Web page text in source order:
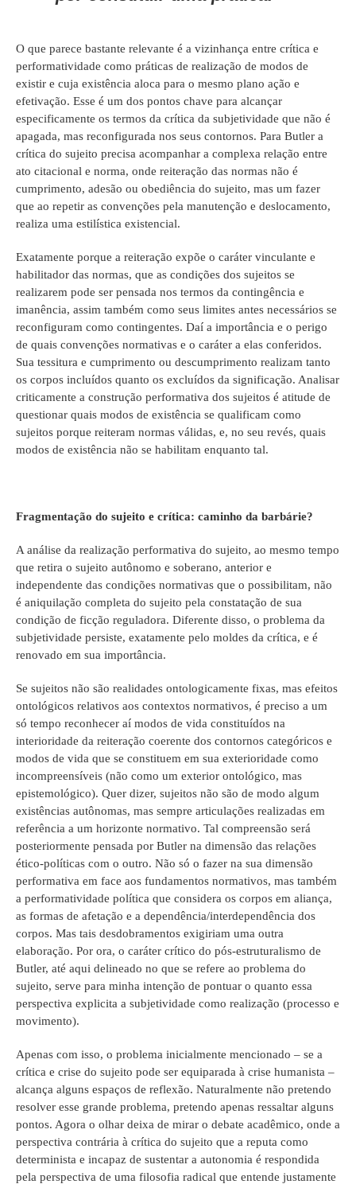
O que parece bastante relevante é a vizinhança entre crítica e
performatividade como práticas de realização de modos de
existir e cuja existência aloca para o mesmo plano ação e
efetivação. Esse é um dos pontos chave para alcançar
especificamente os termos da crítica da subjetividade que não é
apagada, mas reconfigurada nos seus contornos. Para Butler a
crítica do sujeito precisa acompanhar a complexa relação entre
ato citacional e norma, onde reiteração das normas não é
cumprimento, adesão ou obediência do sujeito, mas um fazer
que ao repetir as convenções pela manutenção e deslocamento,
realiza uma estilística existencial.
Exatamente porque a reiteração expõe o caráter vinculante e
habilitador das normas, que as condições dos sujeitos se
realizarem pode ser pensada nos termos da contingência e
imanência, assim também como seus limites antes necessários se
reconfiguram como contingentes. Daí a importância e o perigo
de quais convenções normativas e o caráter a elas conferidos.
Sua tessitura e cumprimento ou descumprimento realizam tanto
os corpos incluídos quanto os excluídos da significação. Analisar
criticamente a construção performativa dos sujeitos é atitude de
questionar quais modos de existência se qualificam como
sujeitos porque reiteram normas válidas, e, no seu revés, quais
modos de existência não se habilitam enquanto tal.
Fragmentação do sujeito e crítica: caminho da barbárie?
A análise da realização performativa do sujeito, ao mesmo tempo
que retira o sujeito autônomo e soberano, anterior e
independente das condições normativas que o possibilitam, não
é aniquilação completa do sujeito pela constatação de sua
condição de ficção reguladora. Diferente disso, o problema da
subjetividade persiste, exatamente pelo moldes da crítica, e é
renovado em sua importância.
Se sujeitos não são realidades ontologicamente fixas, mas efeitos
ontológicos relativos aos contextos normativos, é preciso a um
só tempo reconhecer aí modos de vida constituídos na
interioridade da reiteração coerente dos contornos categóricos e
modos de vida que se constituem em sua exterioridade como
incompreensíveis (não como um exterior ontológico, mas
epistemológico). Quer dizer, sujeitos não são de modo algum
existências autônomas, mas sempre articulações realizadas em
referência a um horizonte normativo. Tal compreensão será
posteriormente pensada por Butler na dimensão das relações
ético-políticas com o outro. Não só o fazer na sua dimensão
performativa em face aos fundamentos normativos, mas também
a performatividade política que considera os corpos em aliança,
as formas de afetação e a dependência/interdependência dos
corpos. Mas tais desdobramentos exigiriam uma outra
elaboração. Por ora, o caráter crítico do pós-estruturalismo de
Butler, até aqui delineado no que se refere ao problema do
sujeito, serve para minha intenção de pontuar o quanto essa
perspectiva explicita a subjetividade como realização (processo e
movimento).
Apenas com isso, o problema inicialmente mencionado – se a
crítica e crise do sujeito pode ser equiparada à crise humanista –
alcança alguns espaços de reflexão. Naturalmente não pretendo
resolver esse grande problema, pretendo apenas ressaltar alguns
pontos. Agora o olhar deixa de mirar o debate acadêmico, onde a
perspectiva contrária à crítica do sujeito que a reputa como
determinista e incapaz de sustentar a autonomia é respondida
pela perspectiva de uma filosofia radical que entende justamente